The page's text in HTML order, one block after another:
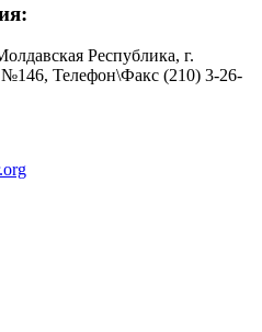
Республика, г.
Телефон\Факс (210) 3-26-